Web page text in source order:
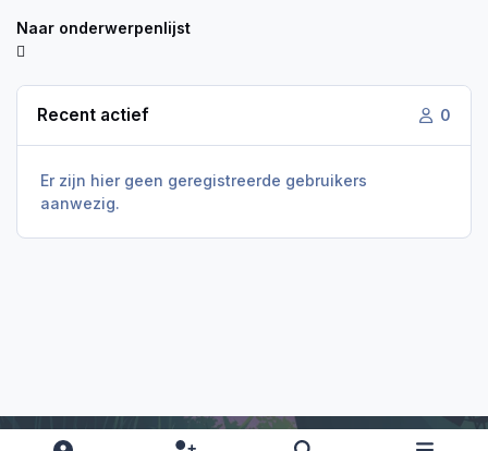
Naar onderwerpenlijst
Recent actief 0
Er zijn hier geen geregistreerde gebruikers
aanwezig.